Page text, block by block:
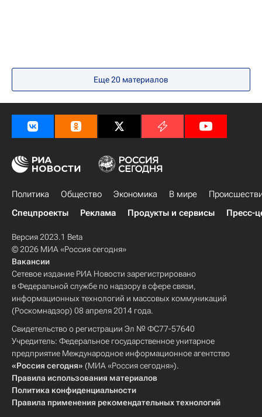
Еще 20 материалов
Политика Общество Экономика В мире
Спецпроекты
Реклама Продукты и сервисы Пресс-
Версия 2023.1 Beta
© 2026 МИА «Россия сегодня»
Вакансии
Сетевое издание РИА Новости зарегистрировано
в Федеральной службе по надзору в сфере связи,
информационных технологий и массовых коммуникаций
(Роскомнадзор) 08 апреля 2014 года.
Свидетельство о регистрации Эл № ФС77-57640
Учредитель: Федеральное государственное унитарное
предприятие Международное информационное агентство
«Россия сегодня» (МИА «Россия сегодня»).
Правила использования материалов
Политика конфиденциальности
Правила применения рекомендательных технологий